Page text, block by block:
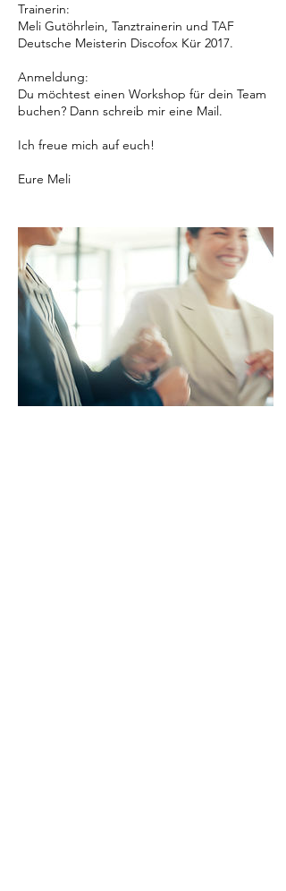
Trainerin:
Meli Gutöhrlein, Tanztrainerin und TAF
Deutsche Meisterin Discofox Kür 2017.
Anmeldung:
Du möchtest einen Workshop für dein Team
buchen? Dann schreib mir eine Mail.
Ich freue mich auf euch!
Eure Meli